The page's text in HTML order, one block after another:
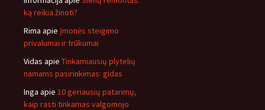
ką reikia žinoti?
Rima apie Įmonės steigimo
privalumai ir trūkumai
Vidas apie Tinkamiausių plytelių
namams pasirinkimas: gidas
Inga apie 10 geriausių patarimų,
kaip rasti tinkamas valgomojo